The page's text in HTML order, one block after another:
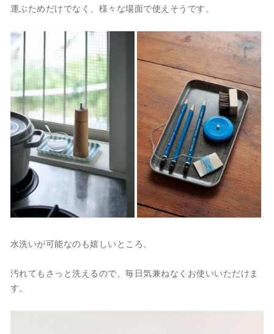
運ぶためだけでなく、様々な場面で使えそうです。
水洗いが可能なのも嬉しいところ。
汚れてもさっと洗えるので、毎日気兼ねなくお使いいただけま
す。